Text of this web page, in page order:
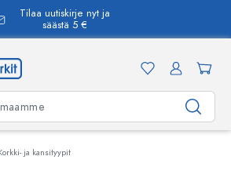
Tilaa uutiskirje nyt ja
säästä 5 €
ja kansityypit